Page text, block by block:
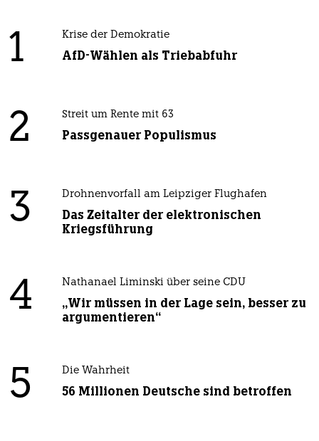
1 Krise der Demokratie
AfD-Wählen als Triebabfuhr
2 Streit um Rente mit 63
Passgenauer Populismus
3 Drohnenvorfall am Leipziger Flughafen
Das Zeitalter der elektronischen
Kriegsführung
4 Nathanael Liminski über seine CDU
„Wir müssen in der Lage sein, besser zu
argumentieren“
5 Die Wahrheit
56 Millionen Deutsche sind betroffen